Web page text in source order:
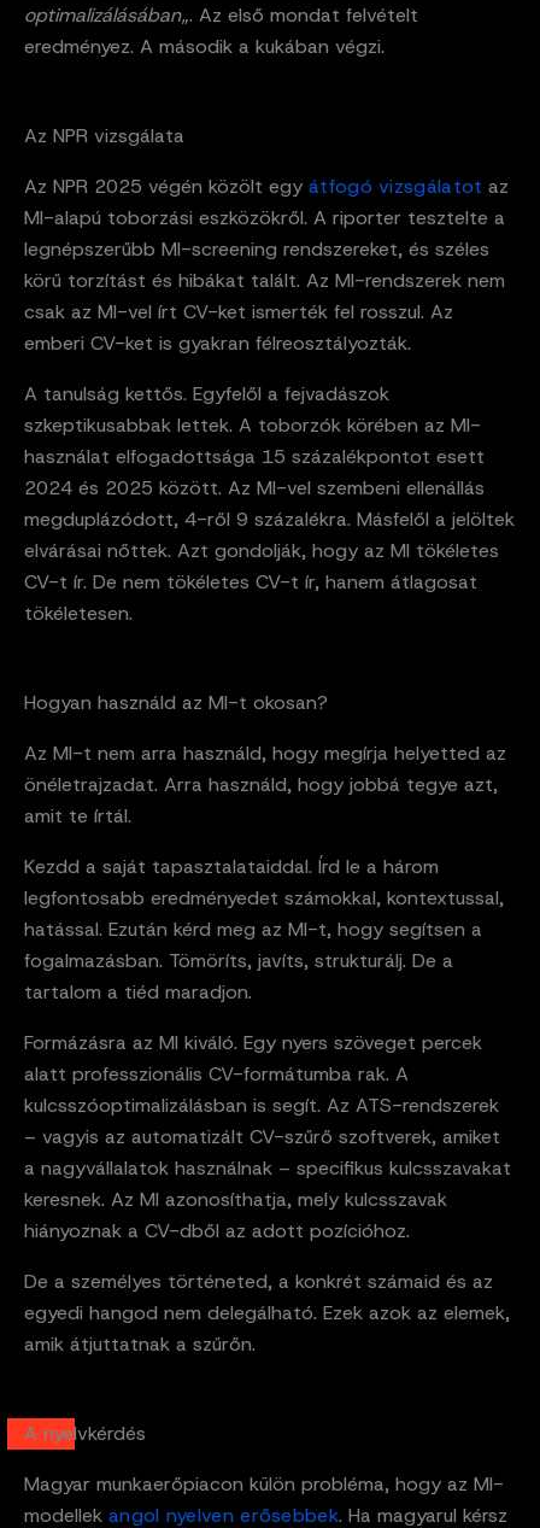
optimalizálásában„. Az első mondat felvételt
eredményez. A második a kukában végzi.
Az NPR vizsgálata
Az NPR 2025 végén közölt egy átfogó vizsgálatot az
MI-alapú toborzási eszközökről. A riporter tesztelte a
legnépszerűbb MI-screening rendszereket, és széles
körű torzítást és hibákat talált. Az MI-rendszerek nem
csak az MI-vel írt CV-ket ismerték fel rosszul. Az
emberi CV-ket is gyakran félreosztályozták.
A tanulság kettős. Egyfelől a fejvadászok
szkeptikusabbak lettek. A toborzók körében az MI-
használat elfogadottsága 15 százalékpontot esett
2024 és 2025 között. Az MI-vel szembeni ellenállás
megduplázódott, 4-ről 9 százalékra. Másfelől a jelöltek
elvárásai nőttek. Azt gondolják, hogy az MI tökéletes
CV-t ír. De nem tökéletes CV-t ír, hanem átlagosat
tökéletesen.
Hogyan használd az MI-t okosan?
Az MI-t nem arra használd, hogy megírja helyetted az
önéletrajzadat. Arra használd, hogy jobbá tegye azt,
amit te írtál.
Kezdd a saját tapasztalataiddal. Írd le a három
legfontosabb eredményedet számokkal, kontextussal,
hatással. Ezután kérd meg az MI-t, hogy segítsen a
fogalmazásban. Tömöríts, javíts, strukturálj. De a
tartalom a tiéd maradjon.
Formázásra az MI kiváló. Egy nyers szöveget percek
alatt professzionális CV-formátumba rak. A
kulcsszóoptimalizálásban is segít. Az ATS-rendszerek
– vagyis az automatizált CV-szűrő szoftverek, amiket
a nagyvállalatok használnak – specifikus kulcsszavakat
keresnek. Az MI azonosíthatja, mely kulcsszavak
hiányoznak a CV-dből az adott pozícióhoz.
De a személyes történeted, a konkrét számaid és az
egyedi hangod nem delegálható. Ezek azok az elemek,
amik átjuttatnak a szűrőn.
A nyelvkérdés
Magyar munkaerőpiacon külön probléma, hogy az MI-
modellek angol nyelven erősebbek. Ha magyarul kérsz